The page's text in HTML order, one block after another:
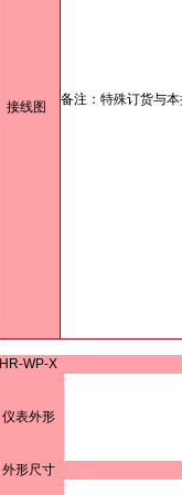
接线图 备注：特殊订货与
HR-WP-X
仪表外形
外形尺寸